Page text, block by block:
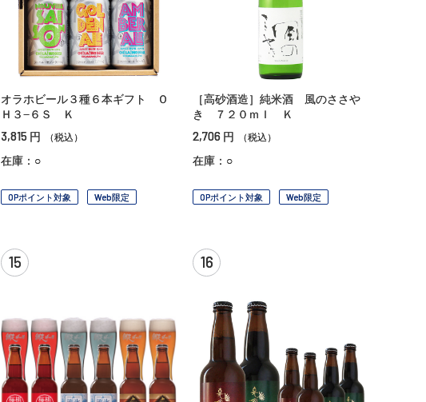
オラホビール３種６本ギフト Ｏ
Ｈ３−６Ｓ Ｋ
3,815 円 （税込）
在庫：○
OPポイント対象 Web限定
［高砂酒造］純米酒 風のささや
き ７２０ｍｌ Ｋ
2,706 円 （税込）
在庫：○
OPポイント対象 Web限定
15 16